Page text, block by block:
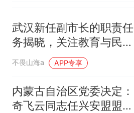
武汉新任副市长的职责任
务揭晓，关注教育与民政
发展
不畏山海a APP专享
内蒙古自治区党委决定：
奇飞云同志任兴安盟盟委